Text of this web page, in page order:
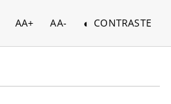
AA+ AA- CONTRASTE